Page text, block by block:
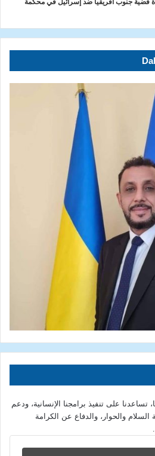
قضية جنوب أفريقيا ضد إسرائيل في محكمة
على تنفيذ برامجنا الإنسانية، ودعم
السلام والحوار، والدفاع عن الكرامة